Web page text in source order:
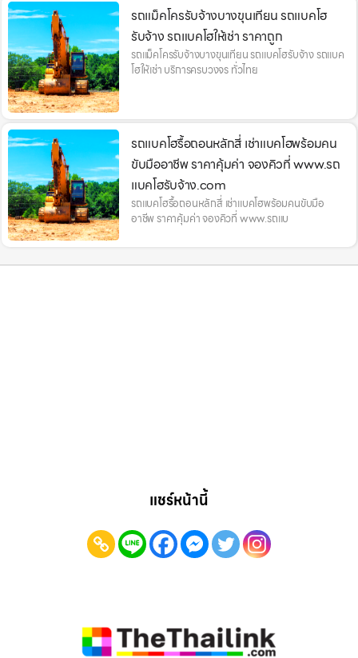
รถแม็คโครรับจ้างบางขุนเทียน รถแบคโฮ
รับจ้าง รถแบคโฮให้เช่า ราคาถูก
รถแม็คโครรับจ้างบางขุนเทียน รถแบคโฮรับจ้าง รถแบค
โฮให้เช่า บริการครบวงจร ทั่วไทย
รถแบคโฮรื้อถอนหลักสี่ เช่าแบคโฮพร้อมคน
ขับมืออาชีพ ราคาคุ้มค่า จองคิวที่ www.รถ
แบคโฮรับจ้าง.com
รถแบคโฮรื้อถอนหลักสี่ เช่าแบคโฮพร้อมคนขับมือ
อาชีพ ราคาคุ้มค่า จองคิวที่ www.รถแบ
แชร์หน้านี้